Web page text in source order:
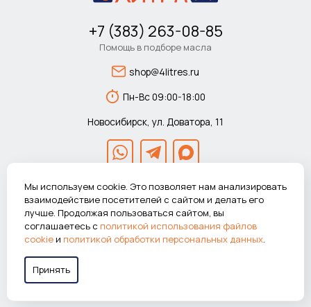
+7 (383) 263-08-85
Помощь в подборе масла
shop@4litres.ru
Пн-Вс 09:00-18:00
Новосибирск, ул. Доватора, 11
© 2026 Автомагазин 4литра.рф Все права защищены.
ВНИМАНИЕ! Указанные цены действуют только при покупке в
Работаем в системе
«Честный знак»
Мы используем cookie. Это позволяет нам анализировать
взаимодействие посетителей с сайтом и делать его
лучше. Продолжая пользоваться сайтом, вы
соглашаетесь с политикой использования файлов
cookieи политикой обработки персональных данных.
Принять